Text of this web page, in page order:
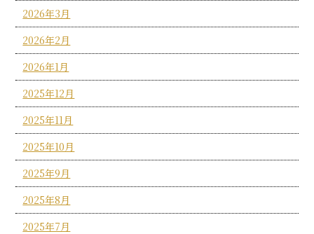
2026年3月
2026年2月
2026年1月
2025年12月
2025年11月
2025年10月
2025年9月
2025年8月
2025年7月